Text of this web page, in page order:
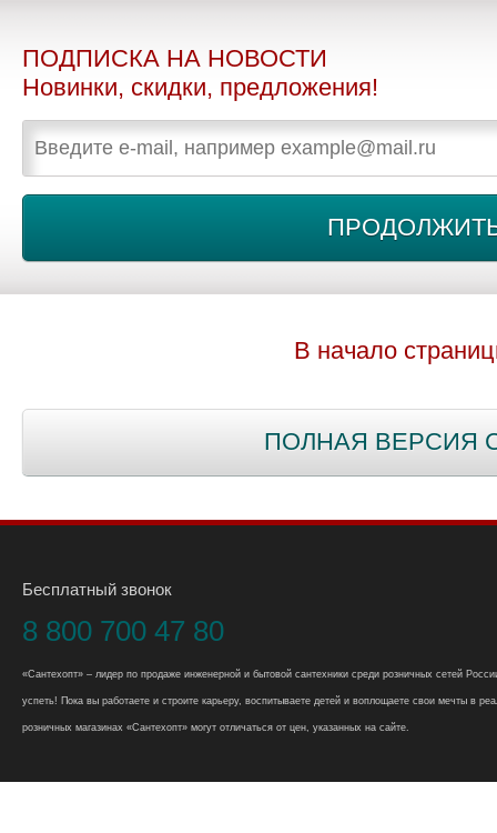
ПОДПИСКА НА НОВОСТИ
Новинки, скидки, предложения!
В начало
ПОЛНАЯ ВЕРСИЯ
Бесплатный звонок
8 800 700 47 80
«Сантехопт» – лидер по продаже инженерной и бытовой сантехники среди розничных сетей
успеть! Пока вы работаете и строите карьеру, воспитываете детей и воплощаете свои мечты в
розничных магазинах «Сантехопт» могут отличаться от цен, указанных на сайте.